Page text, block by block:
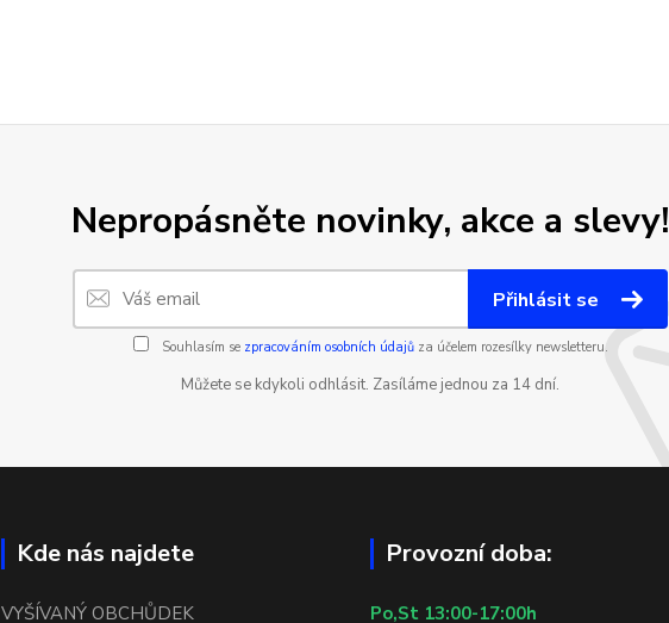
Nepropásněte novinky, akce a slevy!
Přihlásit se
Souhlasím se zpracováním osobních údajůza účelem rozesílky newsletteru.
Můžete se kdykoli odhlásit. Zasíláme jednou za 14 dní.
Kde nás najdete
VYŠÍVANÝ OBCHŮDEK
Provozní doba:
Po,St 13:00-17:00h